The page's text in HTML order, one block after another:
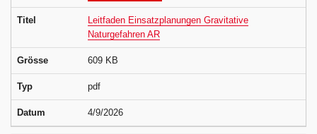
Titel
Leitfaden Einsatzplanungen Gravitative
Naturgefahren AR
Grösse 609 KB
Typ pdf
Datum 4/9/2026